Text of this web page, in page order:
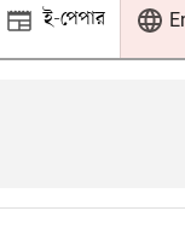
ই-পেপার